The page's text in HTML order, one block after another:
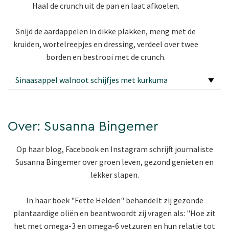
Haal de crunch uit de pan en laat afkoelen.
Snijd de aardappelen in dikke plakken, meng met de
kruiden, wortelreepjes en dressing, verdeel over twee
borden en bestrooi met de crunch.
Sinaasappel walnoot schijfjes met kurkuma
Over: Susanna Bingemer
Op haar blog, Facebook en Instagram schrijft journaliste
Susanna Bingemer over groen leven, gezond genieten en
lekker slapen.
In haar boek "Fette Helden" behandelt zij gezonde
plantaardige oliën en beantwoordt zij vragen als: "Hoe zit
het met omega-3 en omega-6 vetzuren en hun relatie tot